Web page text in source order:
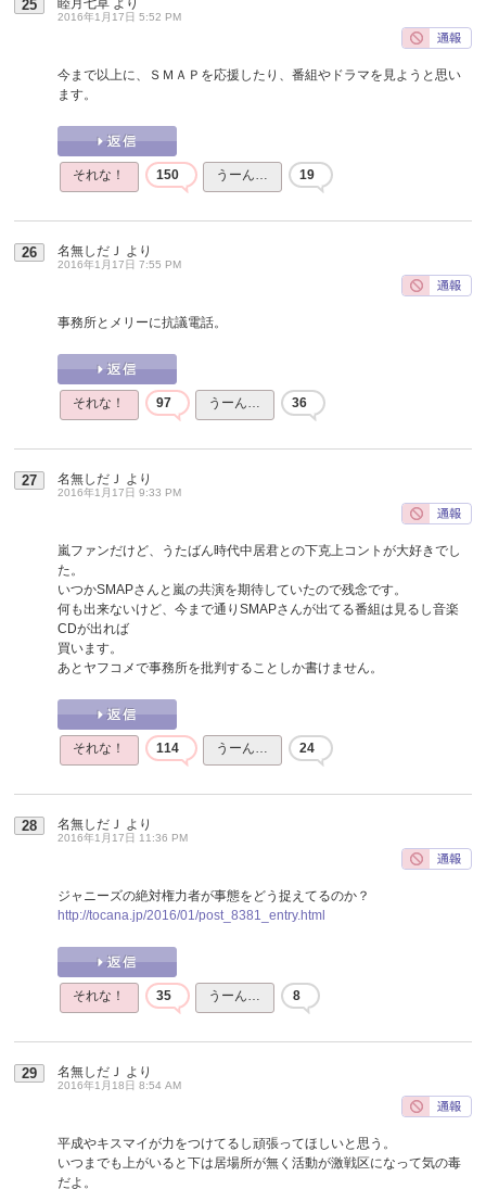
25
2016年1月17日 5:52 PM
今まで以上に、ＳＭＡＰを応援したり、番組やドラマを見ようと思い
ます。
それな！ 150 うーん… 19
26 名無しだＪ より
2016年1月17日 7:55 PM
事務所とメリーに抗議電話。
それな！ 97 うーん… 36
27 名無しだＪ より
2016年1月17日 9:33 PM
嵐ファンだけど、うたばん時代中居君との下克上コントが大好きでし
た。
いつかSMAPさんと嵐の共演を期待していたので残念です。
何も出来ないけど、今まで通りSMAPさんが出てる番組は見るし音楽
CDが出れば
買います。
あとヤフコメで事務所を批判することしか書けません。
それな！ 114 うーん… 24
28 名無しだＪ より
2016年1月17日 11:36 PM
ジャニーズの絶対権力者が事態をどう捉えてるのか？
http://tocana.jp/2016/01/post_8381_entry.html
それな！ 35 うーん… 8
29 名無しだＪ より
2016年1月18日 8:54 AM
平成やキスマイが力をつけてるし頑張ってほしいと思う。
いつまでも上がいると下は居場所が無く活動が激戦区になって気の毒
だよ。